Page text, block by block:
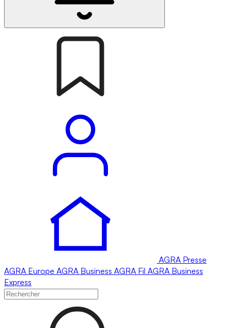
AGRA Presse
AGRA Europe AGRA Business AGRA Fil AGRA Business
Express